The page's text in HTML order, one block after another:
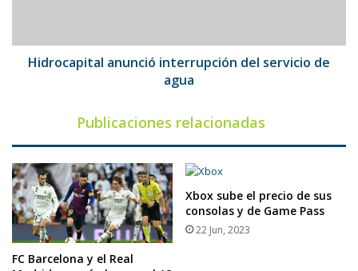
Hidrocapital anunció interrupción del servicio de
agua
Publicaciones relacionadas
FC Barcelona y el Real
Xbox sube el precio de sus
consolas y de Game Pass
22 Jun, 2023